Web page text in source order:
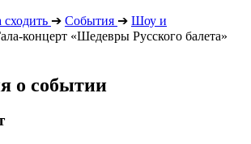
➔ События ➔ Шоу и
концерт «Шедевры Русского балета»
о событии